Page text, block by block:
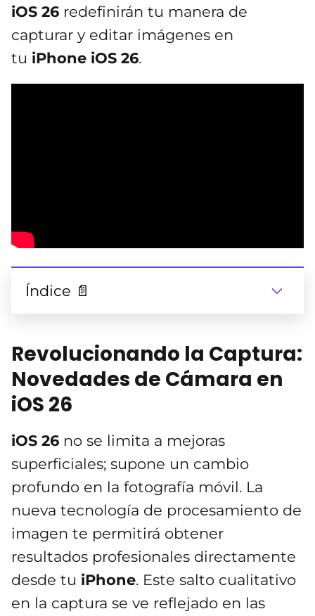
iOS 26 redefinirán tu manera de
capturar y editar imágenes en
tu iPhone iOS 26.
Índice 📄
Revolucionando la Captura:
Novedades de Cámara en
iOS 26
iOS 26 no se limita a mejoras
superficiales; supone un cambio
profundo en la fotografía móvil. La
nueva tecnología de procesamiento de
imagen te permitirá obtener
resultados profesionales directamente
desde tu iPhone. Este salto cualitativo
en la captura se ve reflejado en las